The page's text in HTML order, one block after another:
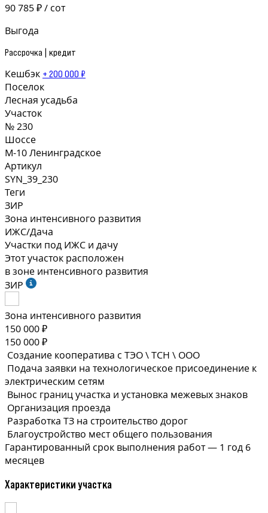
90 785 ₽ / сот
Выгода
Рассрочка | кредит
Кешбэк + 200 000 ₽
Поселок
Лесная усадьба
Участок
№ 230
Шоссе
М-10 Ленинградское
Артикул
SYN_39_230
Теги
ЗИР
Зона интенсивного развития
ИЖС/Дача
Участки под ИЖС и дачу
Этот участок расположен
в зоне интенсивного развития
ЗИР
Зона интенсивного развития
150 000 ₽
150 000 ₽
Создание кооператива с ТЭО \ ТСН \ ООО
Подача заявки на технологическое присоединение к
электрическим сетям
Вынос границ участка и установка межевых знаков
Организация проезда
Разработка ТЗ на строительство дорог
Благоустройство мест общего пользования
Гарантированный срок выполнения работ — 1 год 6
месяцев
Характеристики участка